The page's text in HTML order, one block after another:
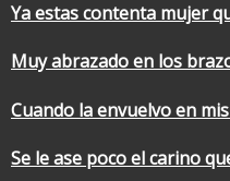
Ya estas contenta mujer
Muy abrazado en los
Cuando la envuelvo en
Se le ase poco el carino